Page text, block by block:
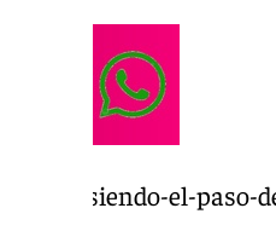
esta-siendo-el-paso-